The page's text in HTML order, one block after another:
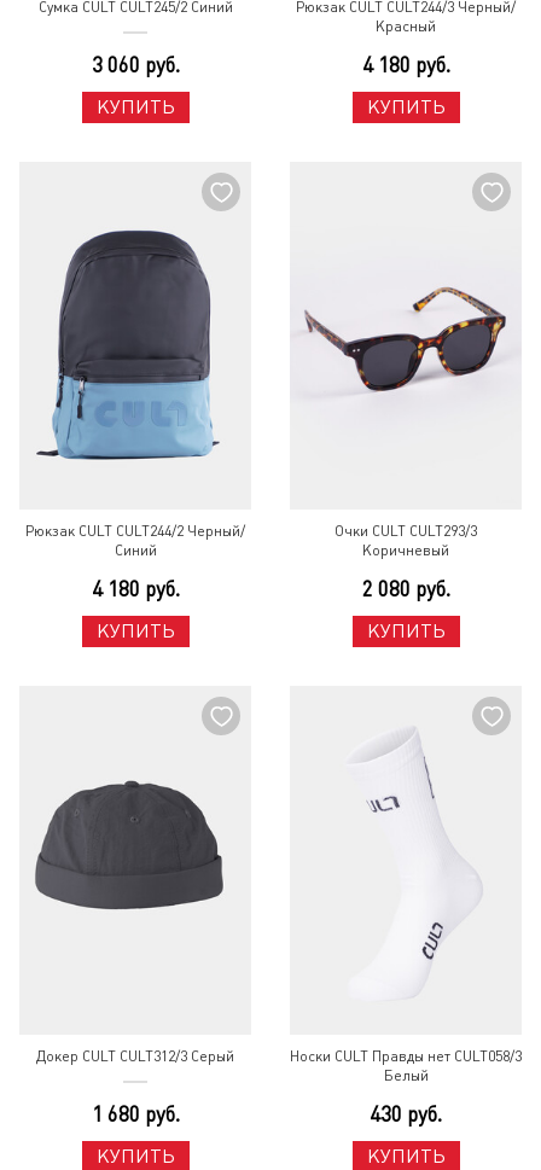
Сумка CULT CULT245/2 Синий
3 060 руб.
КУПИТЬ
Рюкзак CULT CULT244/3 Черный/
Красный
4 180 руб.
КУПИТЬ
Рюкзак CULT CULT244/2 Черный/
Синий
4 180 руб.
КУПИТЬ
Очки CULT CULT293/3
Коричневый
2 080 руб.
КУПИТЬ
Докер CULT CULT312/3 Серый
1 680 руб.
КУПИТЬ
Носки CULT Правды нет CULT058/3
Белый
430 руб.
КУПИТЬ